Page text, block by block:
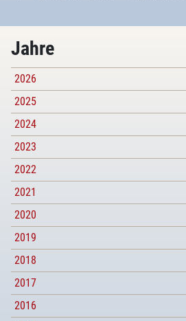
Jahre
2026
2025
2024
2023
2022
2021
2020
2019
2018
2017
2016